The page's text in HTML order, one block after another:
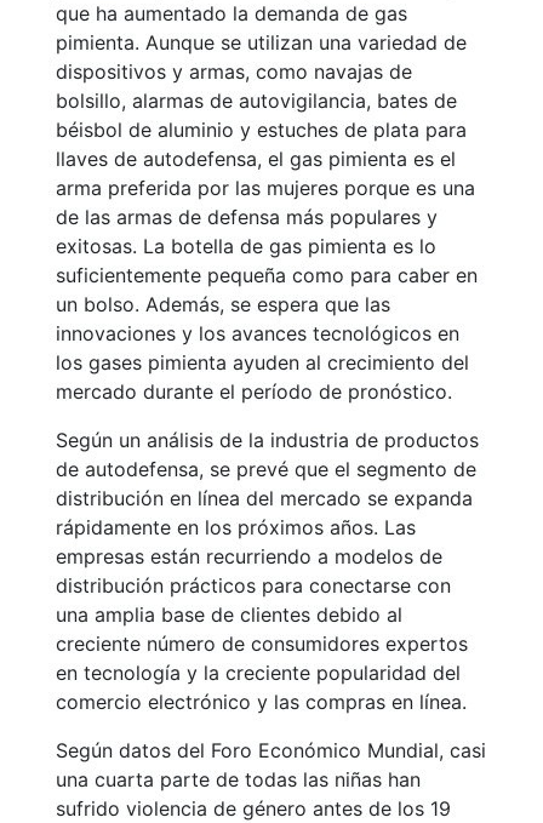
que ha aumentado la demanda de gas
pimienta. Aunque se utilizan una variedad de
dispositivos y armas, como navajas de
bolsillo, alarmas de autovigilancia, bates de
béisbol de aluminio y estuches de plata para
llaves de autodefensa, el gas pimienta es el
arma preferida por las mujeres porque es una
de las armas de defensa más populares y
exitosas. La botella de gas pimienta es lo
suficientemente pequeña como para caber en
un bolso. Además, se espera que las
innovaciones y los avances tecnológicos en
los gases pimienta ayuden al crecimiento del
mercado durante el período de pronóstico.
Según un análisis de la industria de productos
de autodefensa, se prevé que el segmento de
distribución en línea del mercado se expanda
rápidamente en los próximos años. Las
empresas están recurriendo a modelos de
distribución prácticos para conectarse con
una amplia base de clientes debido al
creciente número de consumidores expertos
en tecnología y la creciente popularidad del
comercio electrónico y las compras en línea.
Según datos del Foro Económico Mundial, casi
una cuarta parte de todas las niñas han
sufrido violencia de género antes de los 19